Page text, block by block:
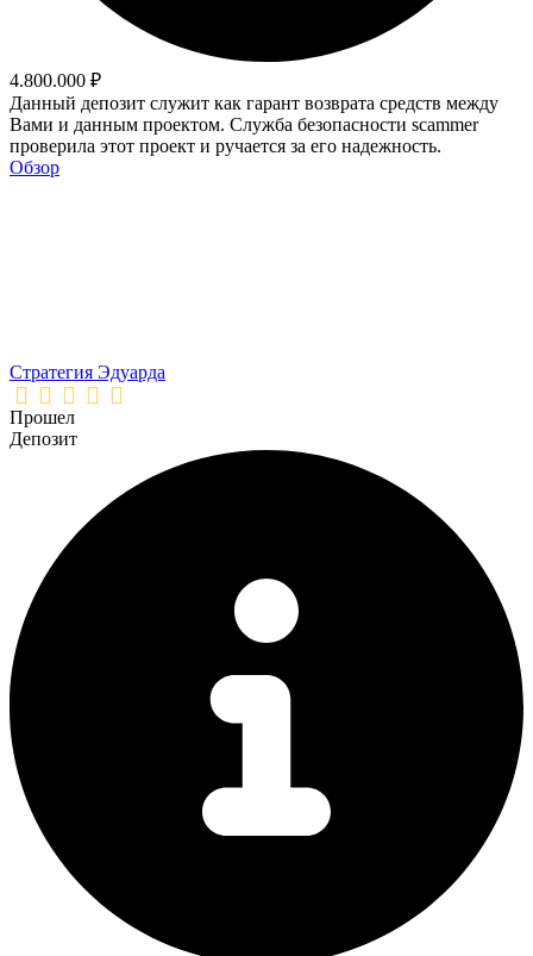
4.800.000 ₽
Данный депозит служит как гарант возврата средств между
Вами и данным проектом. Служба безопасности scammer
проверила этот проект и ручается за его надежность.
Обзор
Стратегия Эдуарда
Прошел
Депозит